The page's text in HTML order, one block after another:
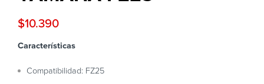
$10.390
Características
Compatibilidad: FZ25